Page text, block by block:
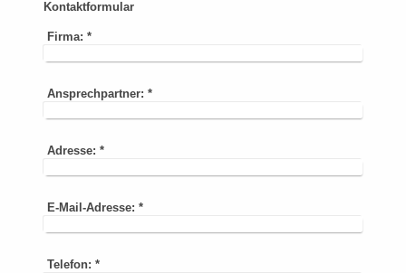
Kontaktformular
Firma: *
Ansprechpartner: *
Adresse: *
E-Mail-Adresse: *
Telefon: *